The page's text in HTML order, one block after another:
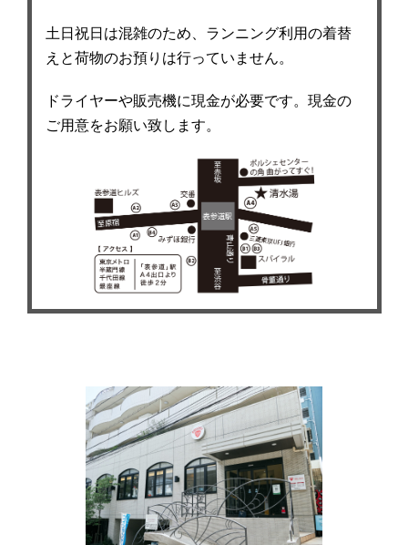
土日祝日は混雑のため、ランニング利用の着替
えと荷物のお預りは行っていません。
ドライヤーや販売機に現金が必要です。現金の
ご用意をお願い致します。